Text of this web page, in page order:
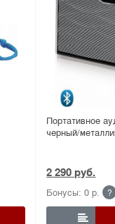
Портативное
черный/
2 290 руб.
Бонусы: 0 р. ?
